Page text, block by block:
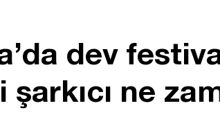
dev
şarkıcı ne